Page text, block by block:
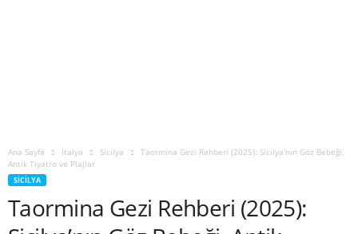
Ana Sayfa İtalya Sicilya
Taormina Gezi Rehberi (2025): Sicilya’nın Göz Bebeği,
Antik Tiyatro ve Plajlar
SICILYA
Taormina Gezi Rehberi (2025):